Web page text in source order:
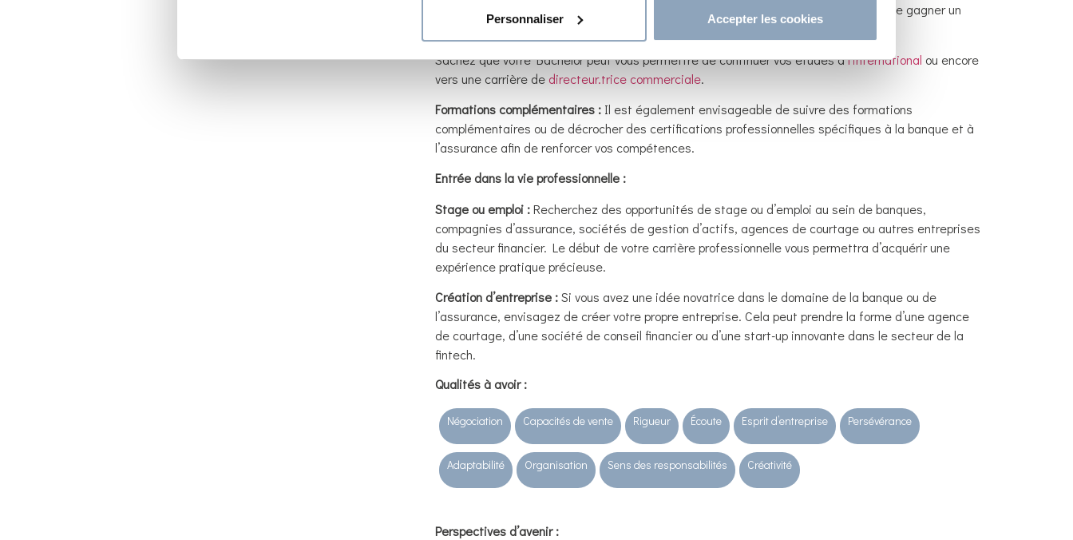
Personnaliser Accepter les cookies
dans le domaine de la Banque-Assurance afin d’approfondir vos connaissances et de gagner un
avantage concurrentiel sur le marché du travail.
Sachez que votre Bachelor peut vous permettre de continuer vos études àl’international ou encore
vers une carrière de directeur.trice commerciale.
Formations complémentaires : Il est également envisageable de suivre des formations
complémentaires ou de décrocher des certifications professionnelles spécifiques à la banque et à
l’assurance afin de renforcer vos compétences.
Entrée dans la vie professionnelle :
Stage ou emploi :Recherchez des opportunités de stage ou d’emploi au sein de banques,
compagnies d’assurance, sociétés de gestion d’actifs, agences de courtage ou autres entreprises
du secteur financier. Le début de votre carrière professionnelle vous permettra d’acquérir une
expérience pratique précieuse.
Création d’entreprise :Si vous avez une idée novatrice dans le domaine de la banque ou de
l’assurance, envisagez de créer votre propre entreprise. Cela peut prendre la forme d’une agence
de courtage, d’une société de conseil financier ou d’une start-up innovante dans le secteur de la
fintech.
Qualités à avoir :
Négociation Capacités de vente Rigueur Écoute Esprit d’entreprise Persévérance
Adaptabilité Organisation Sens des responsabilités Créativité
Perspectives d’avenir: